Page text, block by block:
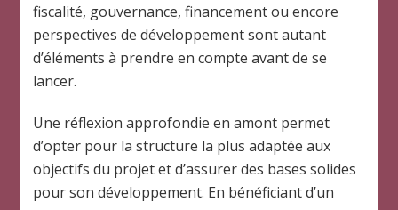
fiscalité, gouvernance, financement ou encore
perspectives de développement sont autant
d’éléments à prendre en compte avant de se
lancer.
Une réflexion approfondie en amont permet
d’opter pour la structure la plus adaptée aux
objectifs du projet et d’assurer des bases solides
pour son développement. En bénéficiant d’un